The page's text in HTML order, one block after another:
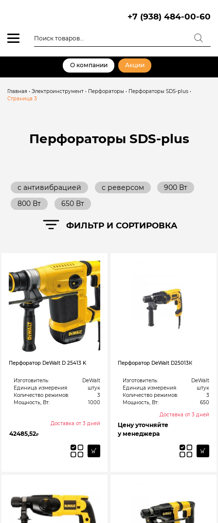
+7 (938) 484-00-60
товаров
О компании Акции
Главная • Электроинструмент • Перфораторы • Перфораторы SDS-plus •
Страница 3
Перфораторы SDS-plus
с антивибрацией с реверсом 900 Вт
800 Вт 650 Вт
Перфоратор DeWalt D 25413 K
Изготовитель:
DeWalt
Единица измерения:
штук
Количество режимов:
3
Мощность, Вт:
1000
Доставка от 3 дней
42485,52₽
Перфоратор DeWalt D25013К
Изготовитель:
DeWalt
Единица измерения:
штук
Количество режимов:
3
Мощность, Вт:
650
Доставка от 3 дней
Цену уточняйте
у менеджера
ФИЛЬТР И СОРТИРОВКА